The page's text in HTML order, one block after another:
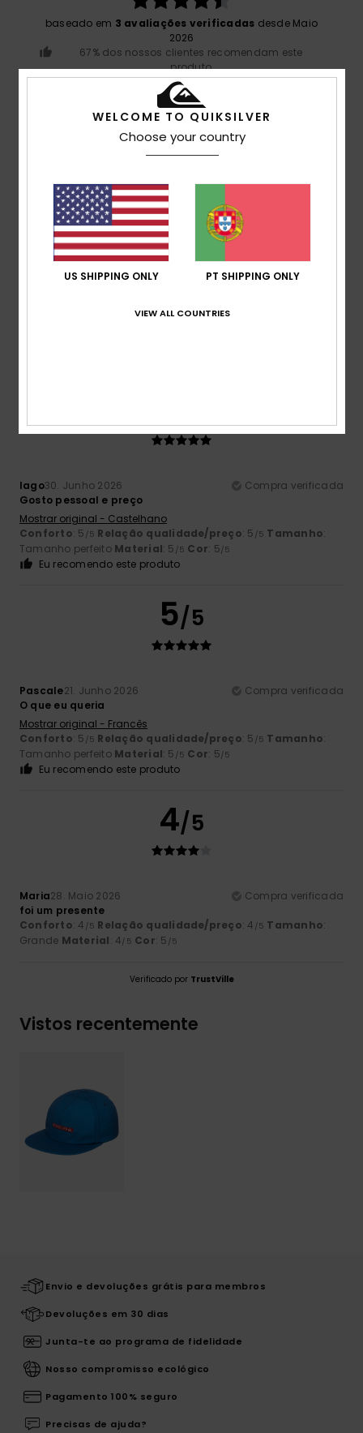
baseado em 3 avaliações verificadas desde Maio
2026
67% dos nossos clientes recomendam este
produto
Conforto
4.7
Tamanho
Muito pequenoDemasiado grande
Material
5.0
Iago30. Junho 2026
Compra verificada
Gosto pessoal e preço
Mostrar original - Castelhano
Conforto: 5 /5 Relação qualidade/preço: 5 /5 Tamanho:
Tamanho perfeito Material: 5 /5 Cor: 5/5
Eu recomendo este produto
5/5
Pascale21. Junho 2026
Compra verificada
O que eu queria
Mostrar original - Francês
Conforto: 5 /5 Relação qualidade/preço: 5 /5 Tamanho:
Tamanho perfeito Material: 5 /5 Cor: 5/5
Eu recomendo este produto
4/5
Maria28. Maio 2026
Compra verificada
foi um presente
Conforto: 4 /5 Relação qualidade/preço: 4 /5 Tamanho:
Grande Material: 4/5 Cor: 5 /5
Verificado por TrustVille
Vistos recentemente
Envio e devoluções grátis para membros
Devoluções em 30 dias
Junta-te ao programa de fidelidade
Nosso compromisso ecológico
Pagamento 100% seguro
Precisas de ajuda?
WELCOME TO QUIKSILVER
Choose your country
US SHIPPING ONLY PT SHIPPING ONLY
VIEW ALL COUNTRIES